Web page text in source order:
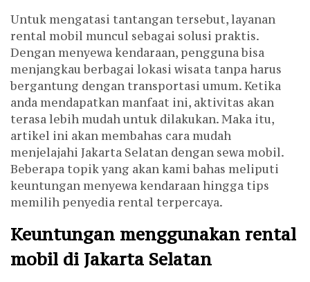
Untuk mengatasi tantangan tersebut, layanan
rental mobil muncul sebagai solusi praktis.
Dengan menyewa kendaraan, pengguna bisa
menjangkau berbagai lokasi wisata tanpa harus
bergantung dengan transportasi umum. Ketika
anda mendapatkan manfaat ini, aktivitas akan
terasa lebih mudah untuk dilakukan. Maka itu,
artikel ini akan membahas cara mudah
menjelajahi Jakarta Selatan dengan sewa mobil.
Beberapa topik yang akan kami bahas meliputi
keuntungan menyewa kendaraan hingga tips
memilih penyedia rental terpercaya.
Keuntungan menggunakan rental
mobil di Jakarta Selatan